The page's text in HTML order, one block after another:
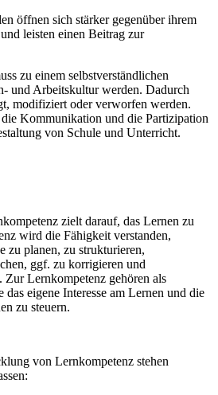
öffnen sich stärker gegenüber ihrem
leisten einen Beitrag zur
zu einem selbstverständlichen
und Arbeitskultur werden. Dadurch
modifiziert oder verworfen werden.
Kommunikation und die Partizipation
von Schule und Unterricht.
zielt darauf, das Lernen zu
wird die Fähigkeit verstanden,
zu planen, zu strukturieren,
ggf. zu korrigieren und
Zur Lernkompetenz gehören als
eigene Interesse am Lernen und die
zu steuern.
von Lernkompetenz stehen